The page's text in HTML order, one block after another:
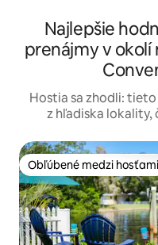
Najlepšie
prenájmy v
Hostia sa zhodli:
z hľadiska lokality,
Obľúbené medzi hosťami
Obľúbené medzi hosťami